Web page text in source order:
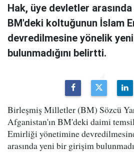
Hak, üye devletler
BM'deki koltuğunun İslam
devredilmesine yönelik
bulunmadığını belirtti.
Birleşmiş Milletler (BM) Sözcü
Afganistan'ın BM'deki daimi
Emirliği yönetimine
arasında yeni bir girişim